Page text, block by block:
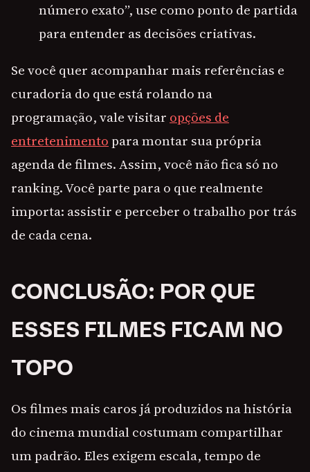
número exato”, use como ponto de partida
para entender as decisões criativas.
Se você quer acompanhar mais referências e
curadoria do que está rolando na
programação, vale visitar opções de
entretenimentopara montar sua própria
agenda de filmes. Assim, você não fica só no
ranking. Você parte para o que realmente
importa: assistir e perceber o trabalho por trás
de cada cena.
CONCLUSÃO: POR QUE
ESSES FILMES FICAM NO
TOPO
Os filmes mais caros já produzidos na história
do cinema mundial costumam compartilhar
um padrão. Eles exigem escala, tempo de